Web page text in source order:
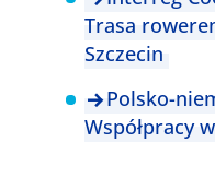
Trasa
Szczecin
Polsko-
Współpracy